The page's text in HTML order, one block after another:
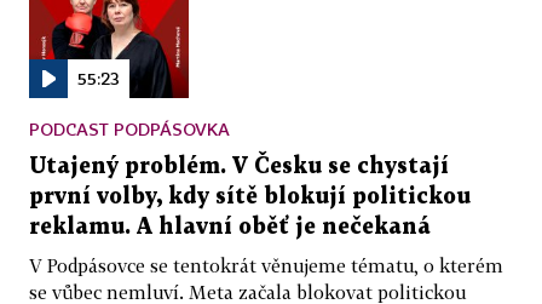
55:23
PODCAST PODPÁSOVKA
Utajený problém. V Česku se chystají
první volby, kdy sítě blokují politickou
reklamu. A hlavní oběť je nečekaná
V Podpásovce se tentokrát věnujeme tématu, o kterém
se vůbec nemluví. Meta začala blokovat politickou